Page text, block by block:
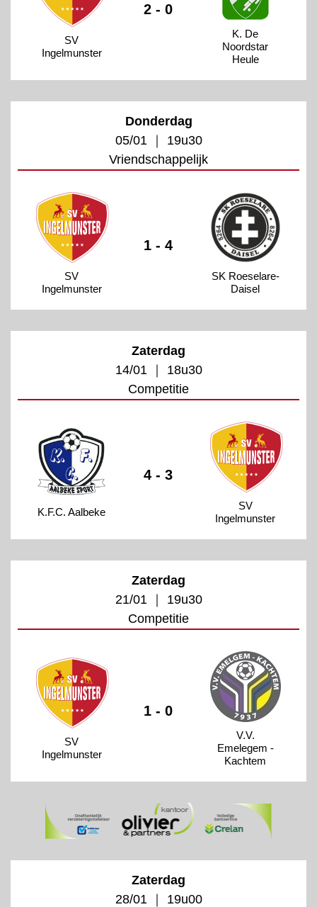
SV
Ingelmunster
2 - 0
K. De
Noordstar
Heule
Donderdag
05/01 ｜ 19u30
Vriendschappelijk
SV
Ingelmunster
1 - 4
SK Roeselare-
Daisel
Zaterdag
14/01 ｜ 18u30
Competitie
K.F.C. Aalbeke
4 - 3
SV
Ingelmunster
Zaterdag
21/01 ｜ 19u30
Competitie
SV
Ingelmunster
1 - 0
V.V.
Emelegem -
Kachtem
Zaterdag
28/01 ｜ 19u00